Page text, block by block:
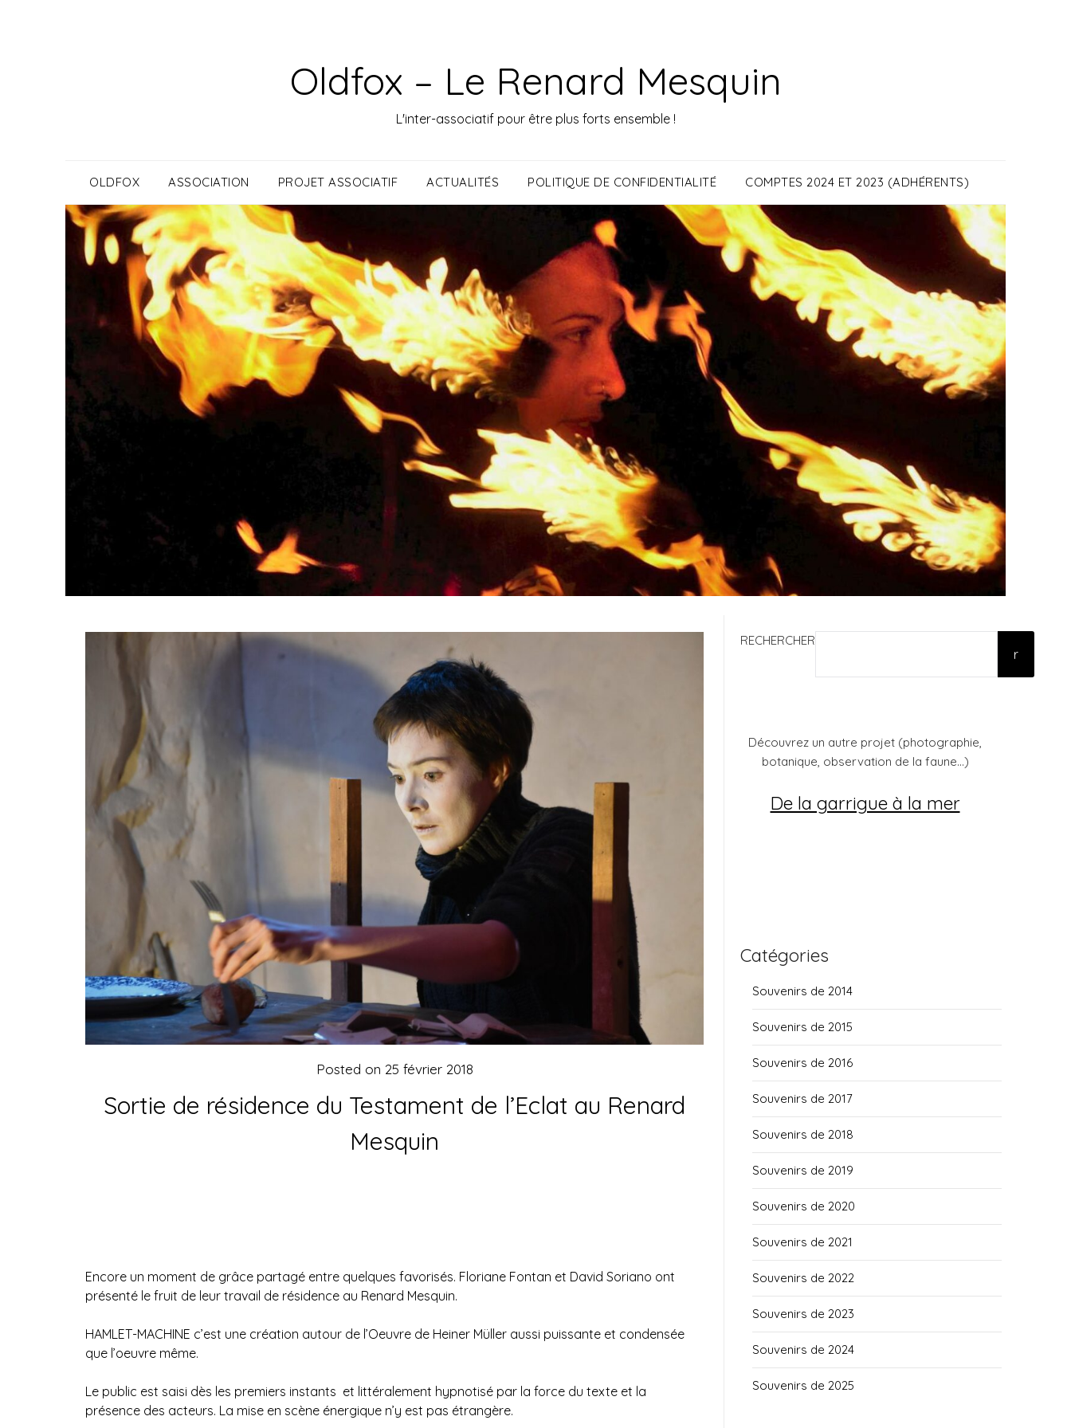
Oldfox – Le Renard Mesquin
L'inter-associatif pour être plus forts ensemble !
OLDFOX ASSOCIATION PROJET ASSOCIATIF ACTUALITÉS POLITIQUE DE CONFIDENTIALITÉ COMPTES 2024 ET 2023 (ADHÉRENTS)
Sortie de résidence du Testament de l’Eclat au Renard
Mesquin
Posted on 25 février 2018
Encore un moment de grâce partagé entre quelques favorisés. Floriane Fontan et David Soriano ont
présenté le fruit de leur travail de résidence au Renard Mesquin.
HAMLET-MACHINE c’est une création autour de l’Oeuvre de Heiner Müller aussi puissante et condensée
que l’oeuvre même.
Le public est saisi dès les premiers instants et littéralement hypnotisé par la force du texte et la
présence des acteurs. La mise en scène énergique n’y est pas étrangère.
RECHERCHER
r
Découvrez un autre projet (photographie,
botanique, observation de la faune...)
De la garrigue à la mer
Catégories
Souvenirs de 2014
Souvenirs de 2015
Souvenirs de 2016
Souvenirs de 2017
Souvenirs de 2018
Souvenirs de 2019
Souvenirs de 2020
Souvenirs de 2021
Souvenirs de 2022
Souvenirs de 2023
Souvenirs de 2024
Souvenirs de 2025